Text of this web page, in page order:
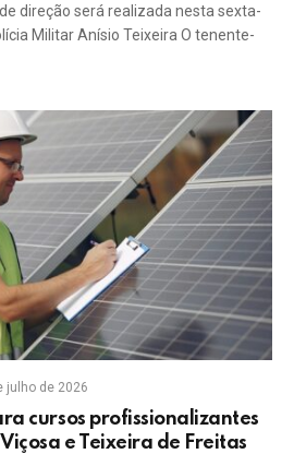
direção será realizada nesta sexta-
Militar Anísio Teixeira O tenente-
julho de 2026
cursos profissionalizantes
e Teixeira de Freitas